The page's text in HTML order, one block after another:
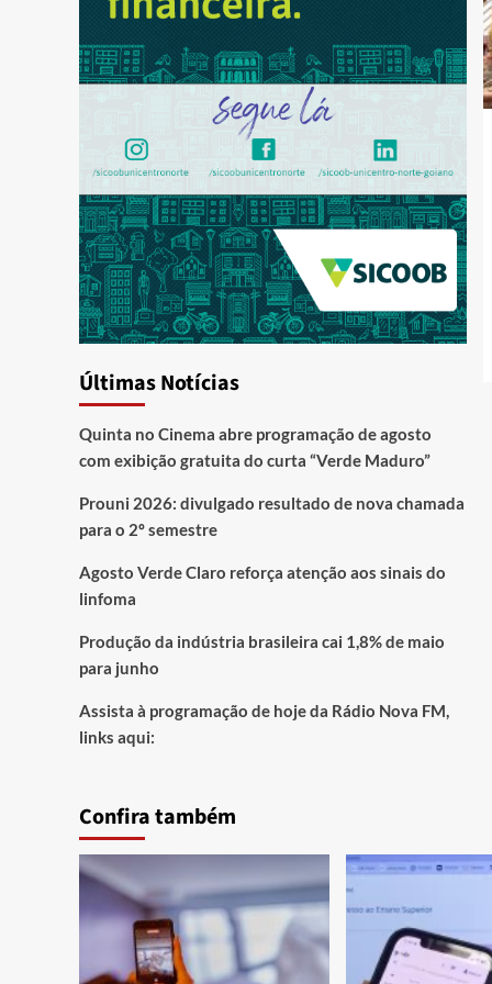
Últimas Notícias
Quinta no Cinema abre programação de agosto
com exibição gratuita do curta “Verde Maduro”
Prouni 2026: divulgado resultado de nova chamada
para o 2º semestre
Agosto Verde Claro reforça atenção aos sinais do
linfoma
Produção da indústria brasileira cai 1,8% de maio
para junho
Assista à programação de hoje da Rádio Nova FM,
links aqui:
Confira também